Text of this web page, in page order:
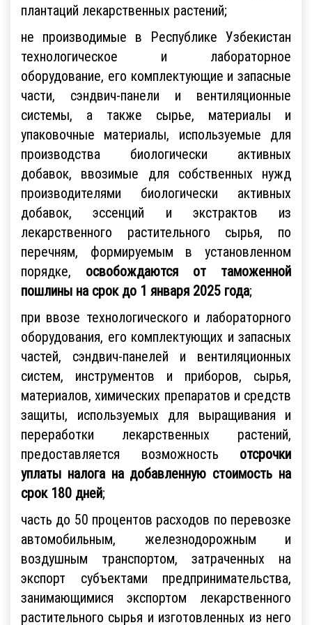
плантаций лекарственных растений;
не производимые в Республике Узбекистан
технологическое и лабораторное
оборудование, его комплектующие и запасные
части, сэндвич-панели и вентиляционные
системы, а также сырье, материалы и
упаковочные материалы, используемые для
производства биологически активных
добавок, ввозимые для собственных нужд
производителями биологически активных
добавок, эссенций и экстрактов из
лекарственного растительного сырья, по
перечням, формируемым в установленном
порядке, освобождаются от таможенной
пошлины на срок до 1 января 2025 года;
при ввозе технологического и лабораторного
оборудования, его комплектующих и запасных
частей, сэндвич-панелей и вентиляционных
систем, инструментов и приборов, сырья,
материалов, химических препаратов и средств
защиты, используемых для выращивания и
переработки лекарственных растений,
предоставляется возможность отсрочки
уплаты налога на добавленную стоимость на
срок 180 дней;
часть до 50 процентов расходов по перевозке
автомобильным, железнодорожным и
воздушным транспортом, затраченных на
экспорт субъектами предпринимательства,
занимающимися экспортом лекарственного
растительного сырья и изготовленных из него